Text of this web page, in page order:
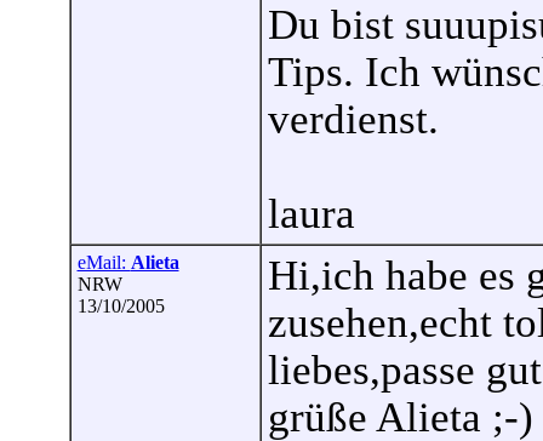
Du bist
Tips. Ich
verdienst.
laura
eMail: Alieta
NRW
13/10/2005
Hi,ich habe es
zusehen,echt
liebes,passe
grüße Alieta ;-)